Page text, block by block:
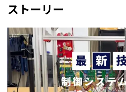
ストーリー